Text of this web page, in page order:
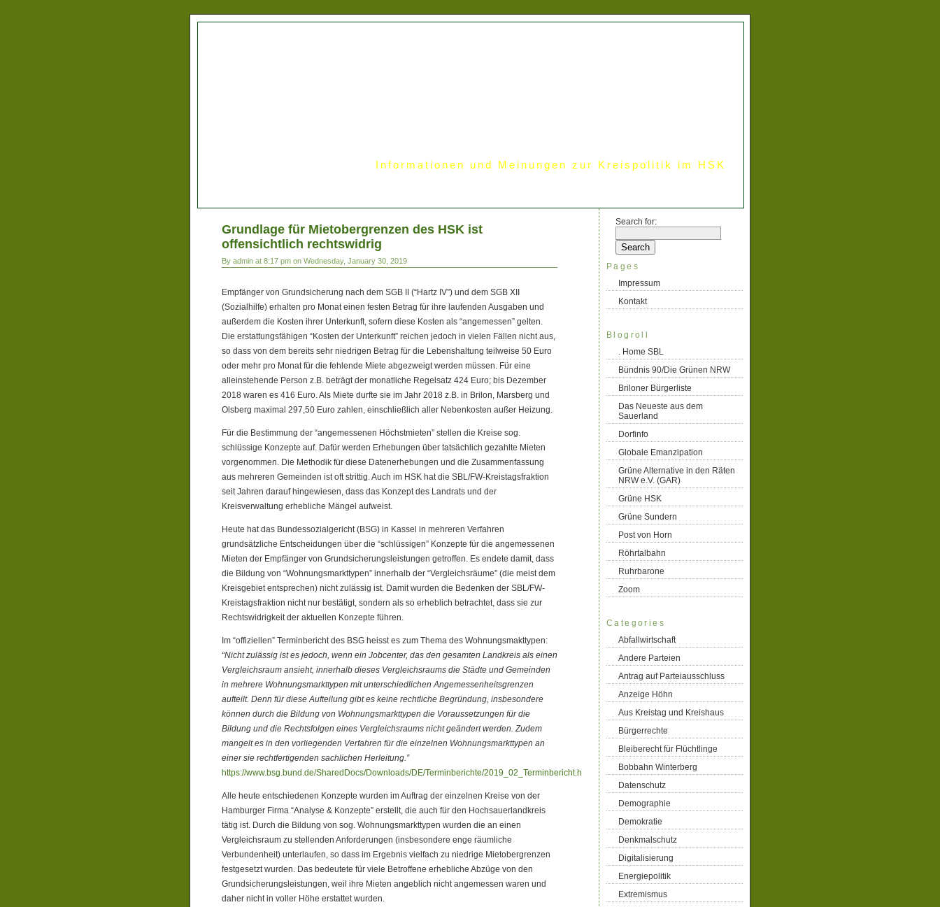
Informationen und Meinungen zur Kreispolitik im HSK
Grundlage für Mietobergrenzen des HSK ist
offensichtlich rechtswidrig
By admin at 8:17 pm on Wednesday, January 30, 2019
Empfänger von Grundsicherung nach dem SGB II (“Hartz IV”) und dem SGB XII
(Sozialhilfe) erhalten pro Monat einen festen Betrag für ihre laufenden Ausgaben und
außerdem die Kosten ihrer Unterkunft, sofern diese Kosten als “angemessen” gelten.
Die erstattungsfähigen “Kosten der Unterkunft” reichen jedoch in vielen Fällen nicht aus,
so dass von dem bereits sehr niedrigen Betrag für die Lebenshaltung teilweise 50 Euro
oder mehr pro Monat für die fehlende Miete abgezweigt werden müssen. Für eine
alleinstehende Person z.B. beträgt der monatliche Regelsatz 424 Euro; bis Dezember
2018 waren es 416 Euro. Als Miete durfte sie im Jahr 2018 z.B. in Brilon, Marsberg und
Olsberg maximal 297,50 Euro zahlen, einschließlich aller Nebenkosten außer Heizung.
Für die Bestimmung der “angemessenen Höchstmieten” stellen die Kreise sog.
schlüssige Konzepte auf. Dafür werden Erhebungen über tatsächlich gezahlte Mieten
vorgenommen. Die Methodik für diese Datenerhebungen und die Zusammenfassung
aus mehreren Gemeinden ist oft strittig. Auch im HSK hat die SBL/FW-Kreistagsfraktion
seit Jahren darauf hingewiesen, dass das Konzept des Landrats und der
Kreisverwaltung erhebliche Mängel aufweist.
Heute hat das Bundessozialgericht (BSG) in Kassel in mehreren Verfahren
grundsätzliche Entscheidungen über die “schlüssigen” Konzepte für die angemessenen
Mieten der Empfänger von Grundsicherungsleistungen getroffen. Es endete damit, dass
die Bildung von “Wohnungsmarkttypen” innerhalb der “Vergleichsräume” (die meist dem
Kreisgebiet entsprechen) nicht zulässig ist. Damit wurden die Bedenken der SBL/FW-
Kreistagsfraktion nicht nur bestätigt, sondern als so erheblich betrachtet, dass sie zur
Rechtswidrigkeit der aktuellen Konzepte führen.
Im “offiziellen” Terminbericht des BSG heisst es zum Thema des Wohnungsmakttypen:
“Nicht zulässig ist es jedoch, wenn ein Jobcenter, das den gesamten Landkreis als einen
Vergleichsraum ansieht, innerhalb dieses Vergleichsraums die Städte und Gemeinden
in mehrere Wohnungsmarkttypen mit unterschiedlichen Angemessenheitsgrenzen
aufteilt. Denn für diese Aufteilung gibt es keine rechtliche Begründung, insbesondere
können durch die Bildung von Wohnungsmarkttypen die Voraussetzungen für die
Bildung und die Rechtsfolgen eines Vergleichsraums nicht geändert werden. Zudem
mangelt es in den vorliegenden Verfahren für die einzelnen Wohnungsmarkttypen an
einer sie rechtfertigenden sachlichen Herleitung.”
https://www.bsg.bund.de/SharedDocs/Downloads/DE/Terminberichte/2019_02_Terminbericht.html
Alle heute entschiedenen Konzepte wurden im Auftrag der einzelnen Kreise von der
Hamburger Firma “Analyse & Konzepte” erstellt, die auch für den Hochsauerlandkreis
tätig ist. Durch die Bildung von sog. Wohnungsmarkttypen wurden die an einen
Vergleichsraum zu stellenden Anforderungen (insbesondere enge räumliche
Verbundenheit) unterlaufen, so dass im Ergebnis vielfach zu niedrige Mietobergrenzen
festgesetzt wurden. Das bedeutete für viele Betroffene erhebliche Abzüge von den
Grundsicherungsleistungen, weil ihre Mieten angeblich nicht angemessen waren und
daher nicht in voller Höhe erstattet wurden.
Search for:
Pages
Impressum
Kontakt
Blogroll
. Home SBL
Bündnis 90/Die Grünen NRW
Briloner Bürgerliste
Das Neueste aus dem
Sauerland
Dorfinfo
Globale Emanzipation
Grüne Alternative in den Räten
NRW e.V. (GAR)
Grüne HSK
Grüne Sundern
Post von Horn
Röhrtalbahn
Ruhrbarone
Zoom
Categories
Abfallwirtschaft
Andere Parteien
Antrag auf Parteiausschluss
Anzeige Höhn
Aus Kreistag und Kreishaus
Bürgerrechte
Bleiberecht für Flüchtlinge
Bobbahn Winterberg
Datenschutz
Demographie
Demokratie
Denkmalschutz
Digitalisierung
Energiepolitik
Extremismus